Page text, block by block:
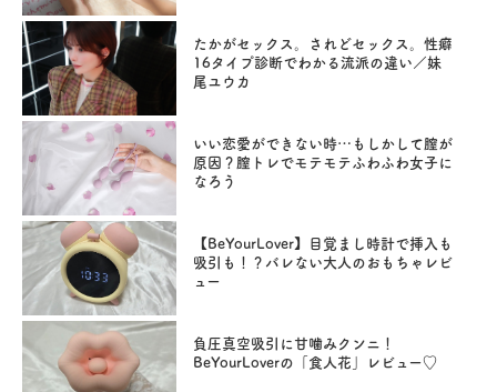
たかがセックス。されどセックス。性癖
16タイプ診断でわかる流派の違い／妹
尾ユウカ
いい恋愛ができない時…もしかして膣が
原因？膣トレでモテモテふわふわ女子に
なろう
【BeYourLover】目覚まし時計で挿入も
吸引も！？バレない大人のおもちゃレビ
ュー
負圧真空吸引に甘噛みクンニ！
BeYourLoverの「食人花」レビュー♡